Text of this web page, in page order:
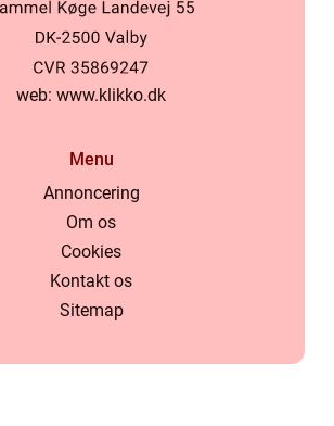
web: www.klikko.dk
Menu
Annoncering
Om os
Cookies
Kontakt os
Sitemap